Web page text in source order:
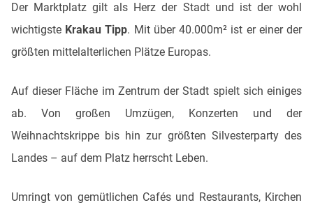
Der Marktplatz gilt als Herz der Stadt und ist der wohl
wichtigste Krakau Tipp. Mit über 40.000m² ist er einer der
größten mittelalterlichen Plätze Europas.
Auf dieser Fläche im Zentrum der Stadt spielt sich einiges
ab. Von großen Umzügen, Konzerten und der
Weihnachtskrippe bis hin zur größten Silvesterparty des
Landes – auf dem Platz herrscht Leben.
Umringt von gemütlichen Cafés und Restaurants, Kirchen